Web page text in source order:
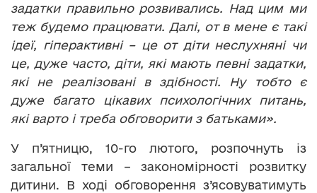
задатки правильно розвивались. Над цим ми
теж будемо працювати. Далі, от в мене є такі
ідеї, гіперактивні – це от діти неслухняні чи
це, дуже часто, діти, які мають певні задатки,
які не реалізовані в здібності. Ну тобто є
дуже багато цікавих психологічних питань,
які варто і треба обговорити з батьками».
У п’ятницю, 10-го лютого, розпочнуть із
загальної теми – закономірності розвитку
дитини. В ході обговорення з’ясовуватимуть